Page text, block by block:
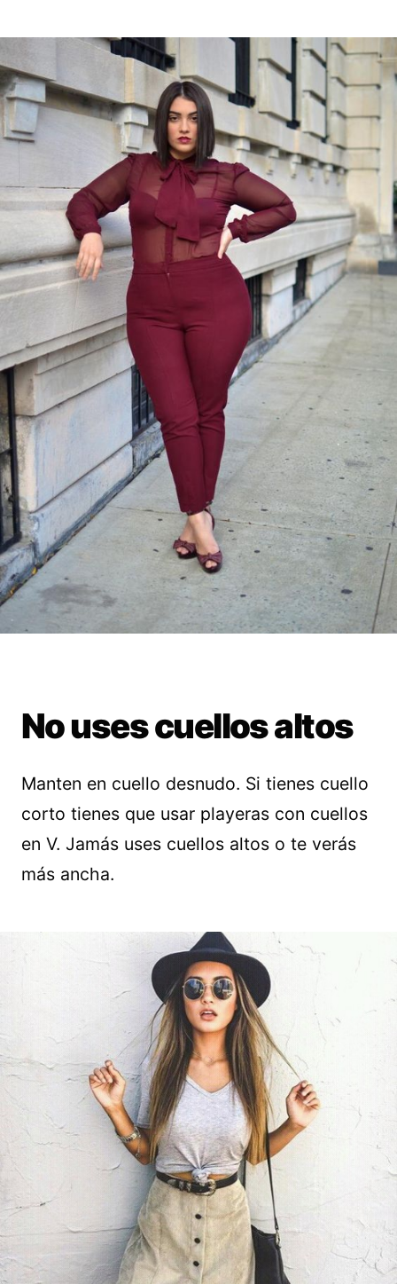
No uses cuellos altos
Manten en cuello desnudo. Si tienes cuello
corto tienes que usar playeras con cuellos
en V. Jamás uses cuellos altos o te verás
más ancha.